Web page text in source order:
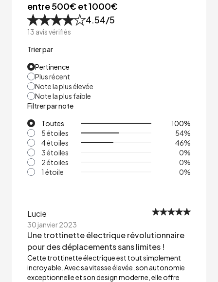
entre 500€ et 1000€
4.54/5
13 avis vérifiés
Trier par
Pertinence
Plus récent
Note la plus élevée
Note la plus faible
Filtrer par note
Toutes
100%
5 étoiles
54%
4 étoiles
46%
3 étoiles
0%
2 étoiles
0%
1 étoile
0%
Lucie
30 janvier 2023
Une trottinette électrique révolutionnaire
pour des déplacements sans limites !
Cette trottinette électrique est tout simplement
incroyable. Avec sa vitesse élevée, son autonomie
exceptionnelle et son design moderne, elle offre